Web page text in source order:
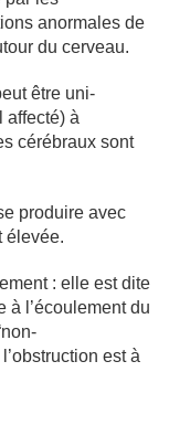
anormales de
du cerveau.
être uni-
affecté) à
cérébraux sont
produire avec
élevée.
: elle est dite
à l’écoulement du
est à